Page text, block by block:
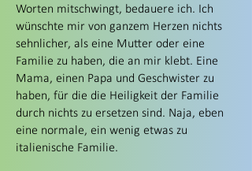
Worten mitschwingt, bedauere ich. Ich
wünschte mir von ganzem Herzen nichts
sehnlicher, als eine Mutter oder eine
Familie zu haben, die an mir klebt. Eine
Mama, einen Papa und Geschwister zu
haben, für die die Heiligkeit der Familie
durch nichts zu ersetzen sind. Naja, eben
eine normale, ein wenig etwas zu
italienische Familie.